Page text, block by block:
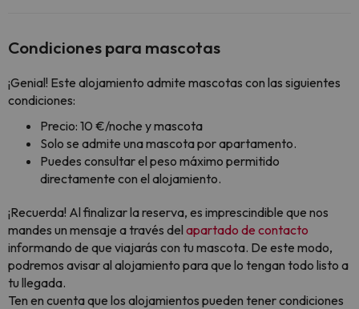
Condiciones para mascotas
¡Genial! Este alojamiento admite mascotas con las siguientes
condiciones:
Precio: 10 €/noche y mascota
Solo se admite una mascota por apartamento.
Puedes consultar el peso máximo permitido
directamente con el alojamiento.
¡Recuerda! Al finalizar la reserva, es imprescindible que nos
mandes un mensaje a través del apartado de contacto
informando de que viajarás con tu mascota. De este modo,
podremos avisar al alojamiento para que lo tengan todo listo a
tu llegada.
Ten en cuenta que los alojamientos pueden tener condiciones